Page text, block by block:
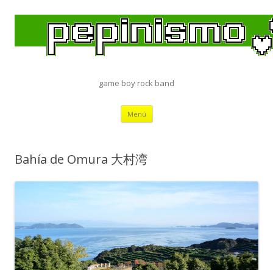
game boy rock band
Menú Saltar
contenido
Bahía de Omura 大村湾